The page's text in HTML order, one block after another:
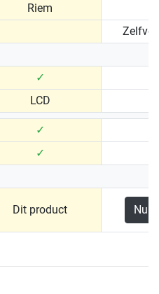
Riem
✓
LCD
✓
✓
Dit product Nu